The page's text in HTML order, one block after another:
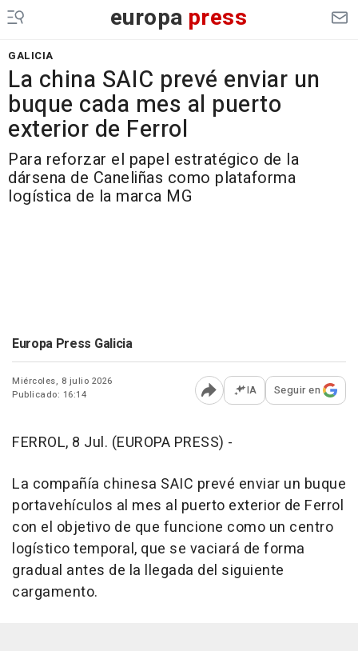
europa press
GALICIA
La china SAIC prevé enviar un
buque cada mes al puerto
exterior de Ferrol
Para reforzar el papel estratégico de la
dársena de Caneliñas como plataforma
logística de la marca MG
Europa Press Galicia
Miércoles, 8 julio 2026
Publicado: 16:14
Abrir opciones para
IA Seguir en
FERROL, 8 Jul. (EUROPA PRESS) -
La compañía chinesa SAIC prevé enviar un buque
portavehículos al mes al puerto exterior de Ferrol
con el objetivo de que funcione como un centro
logístico temporal, que se vaciará de forma
gradual antes de la llegada del siguiente
cargamento.